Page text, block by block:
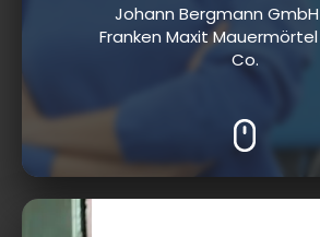
Johann Bergmann GmbH
Franken Maxit
Co.